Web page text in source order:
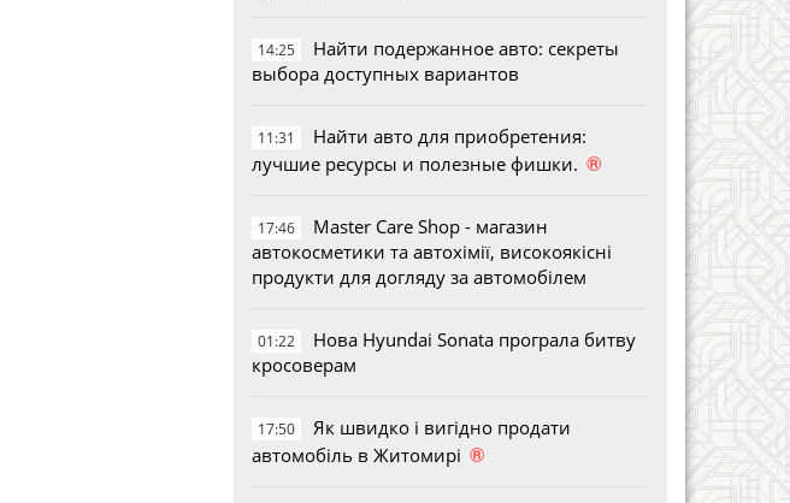
14:25
Найти подержанное авто: секреты
выбора доступных вариантов
11:31
Найти авто для приобретения:
лучшие ресурсы и полезные фишки. ®
17:46
Master Care Shop - магазин
автокосметики та автохімії, високоякісні
продукти для догляду за автомобілем
01:22
Нова Hyundai Sonata програла битву
кросоверам
17:50
Як швидко і вигідно продати
автомобіль в Житомирі ®